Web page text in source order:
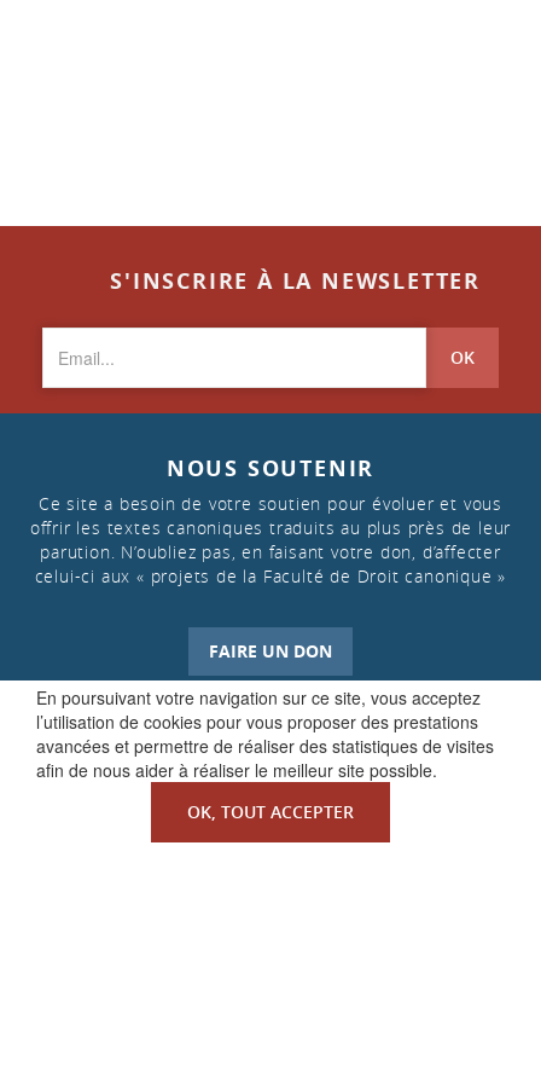
En poursuivant votre navigation sur ce site, vous acceptez
l’utilisation de cookies pour vous proposer des prestations
avancées et permettre de réaliser des statistiques de visites
afin de nous aider à réaliser le meilleur site possible.
OK, TOUT ACCEPTER
S'INSCRIRE À LA NEWSLETTER
OK
NOUS SOUTENIR
Ce site a besoin de votre soutien pour évoluer et vous
offrir les textes canoniques traduits au plus près de leur
parution. N’oubliez pas, en faisant votre don, d’affecter
celui-ci aux « projets de la Faculté de Droit canonique »
FAIRE UN DON